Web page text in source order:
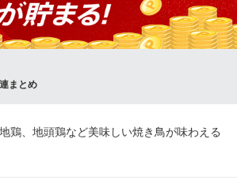
徒歩1分
1-5-3
まとめ
鶏、地頭鶏など美味しい焼き鳥が味わえる